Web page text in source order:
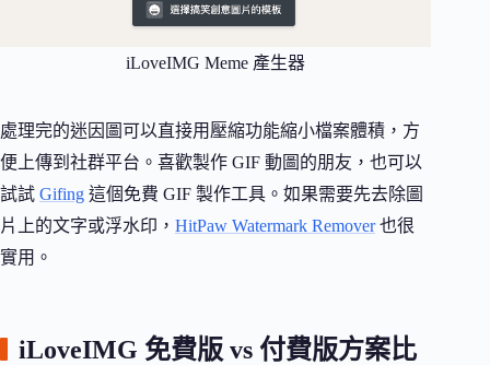
iLoveIMG Meme 產生器
處理完的迷因圖可以直接用壓縮功能縮小檔案體積，方
便上傳到社群平台。喜歡製作 GIF 動圖的朋友，也可以
試試 Gifing 這個免費 GIF 製作工具。如果需要先去除圖
片上的文字或浮水印， HitPaw Watermark Remover也很
實用。
iLoveIMG 免費版 vs 付費版方案比